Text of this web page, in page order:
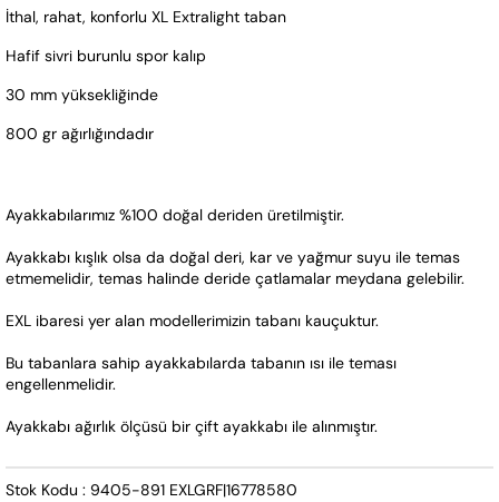
İthal, rahat, konforlu XL Extralight taban
Hafif sivri burunlu spor kalıp
30 mm yüksekliğinde
800 gr ağırlığındadır
Ayakkabılarımız %100 doğal deriden üretilmiştir.
Ayakkabı kışlık olsa da doğal deri, kar ve yağmur suyu ile temas
etmemelidir, temas halinde deride çatlamalar meydana gelebilir.
EXL ibaresi yer alan modellerimizin tabanı kauçuktur.
Bu tabanlara sahip ayakkabılarda tabanın ısı ile teması
engellenmelidir.
Ayakkabı ağırlık ölçüsü bir çift ayakkabı ile alınmıştır.
Stok Kodu : 9405-891 EXLGRF|16778580